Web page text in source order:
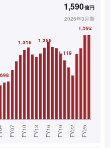
1,590億円
2026年3月期